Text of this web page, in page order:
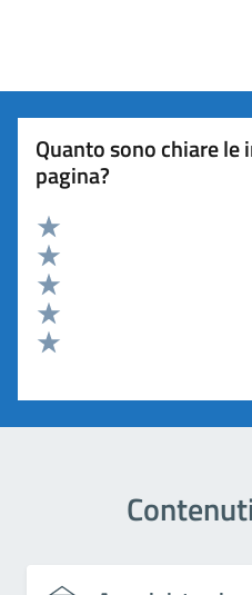
Quanto sono chiare
pagina?
Valuta 5 stelle su 5
Valuta 4 stelle su 5
Valuta 3 stelle su 5
Valuta 2 stelle su 5